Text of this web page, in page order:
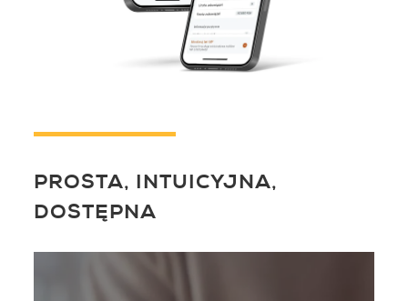
PROSTA, INTUICYJNA,
DOSTĘPNA